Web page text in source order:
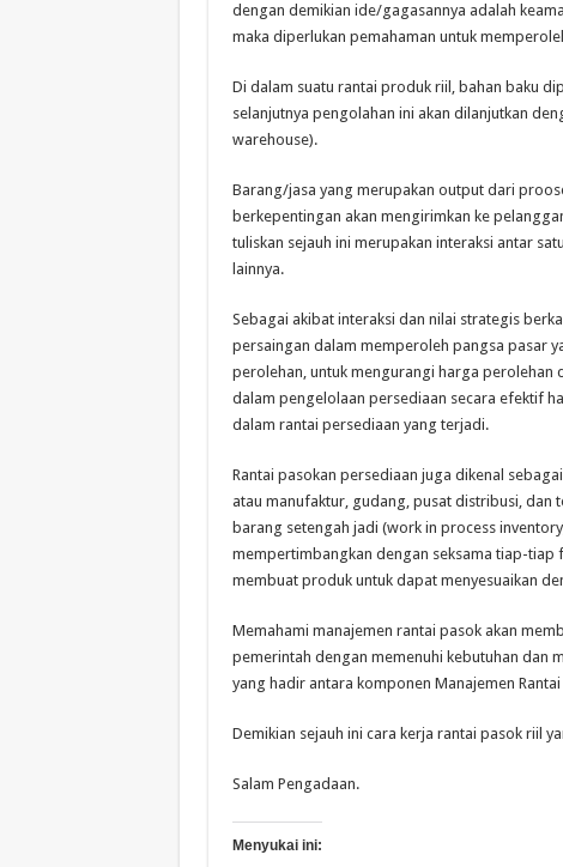
dengan demikian ide/gagasannya adalah
maka diperlukan pemahaman untuk
Di dalam suatu rantai produk riil, bahan baku
selanjutnya pengolahan ini akan dilanjutkan
warehouse).
Barang/jasa yang merupakan output dari
berkepentingan akan mengirimkan ke
tuliskan sejauh ini merupakan interaksi antar
lainnya.
Sebagai akibat interaksi dan nilai strategis
persaingan dalam memperoleh pangsa pasar
perolehan, untuk mengurangi harga perolehan
dalam pengelolaan persediaan secara efektif
dalam rantai persediaan yang terjadi.
Rantai pasokan persediaan juga dikenal
atau manufaktur, gudang, pusat distribusi, dan
barang setengah jadi (work in process
mempertimbangkan dengan seksama tiap-
membuat produk untuk dapat menyesuaikan
Memahami manajemen rantai pasok akan
pemerintah dengan memenuhi kebutuhan dan
yang hadir antara komponen Manajemen Rantai
Demikian sejauh ini cara kerja rantai pasok riil
Salam Pengadaan.
Menyukai ini: